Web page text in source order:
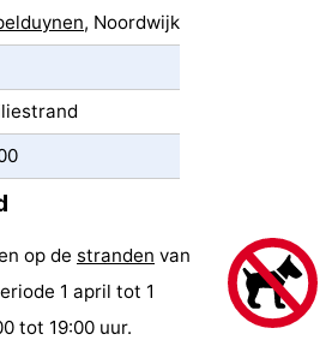
, Noordwijk
op de stranden van
1 april tot 1
tot 19:00 uur.